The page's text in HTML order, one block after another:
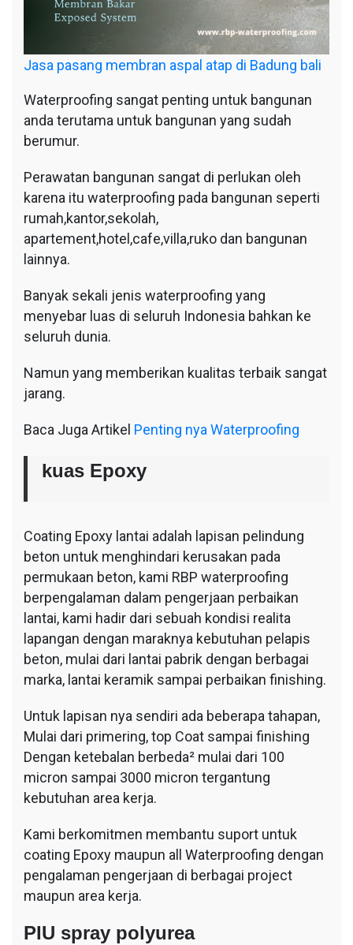
Jasa pasang membran aspal atap di Badung bali
Waterproofing sangat penting untuk bangunan
anda terutama untuk bangunan yang sudah
berumur.
Perawatan bangunan sangat di perlukan oleh
karena itu waterproofing pada bangunan seperti
rumah,kantor,sekolah,
apartement,hotel,cafe,villa,ruko dan bangunan
lainnya.
Banyak sekali jenis waterproofing yang
menyebar luas di seluruh Indonesia bahkan ke
seluruh dunia.
Namun yang memberikan kualitas terbaik sangat
jarang.
Baca Juga Artikel Penting nya Waterproofing
kuas Epoxy
Coating Epoxy lantai adalah lapisan pelindung
beton untuk menghindari kerusakan pada
permukaan beton, kami RBP waterproofing
berpengalaman dalam pengerjaan perbaikan
lantai, kami hadir dari sebuah kondisi realita
lapangan dengan maraknya kebutuhan pelapis
beton, mulai dari lantai pabrik dengan berbagai
marka, lantai keramik sampai perbaikan finishing.
Untuk lapisan nya sendiri ada beberapa tahapan,
Mulai dari primering, top Coat sampai finishing
Dengan ketebalan berbeda² mulai dari 100
micron sampai 3000 micron tergantung
kebutuhan area kerja.
Kami berkomitmen membantu suport untuk
coating Epoxy maupun all Waterproofing dengan
pengalaman pengerjaan di berbagai project
maupun area kerja.
PIU spray polyurea